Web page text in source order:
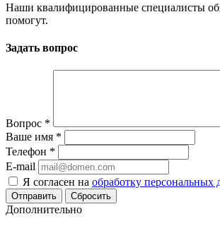
Наши квалифицированные специалисты
помогут.
Задать вопрос
Вопрос *
Ваше имя *
Телефон *
E-mail
Я согласен на обработку персональных
Сбросить
Дополнительно